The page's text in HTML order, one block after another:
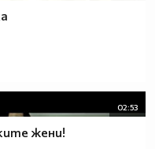
02:53
жени!